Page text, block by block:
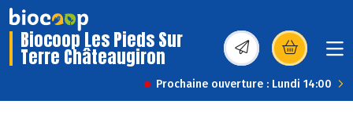
Biocoop Les Pieds Sur
Terre Châteaugiron (s’ouvre dans une
Prochaine ouverture : Lundi 14:00